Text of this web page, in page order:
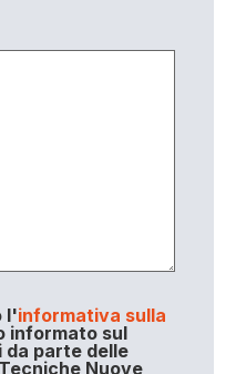
l'informativa sulla
informato sul
parte delle
Nuove